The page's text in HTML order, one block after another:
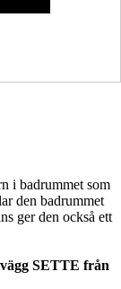
i badrummet som
den badrummet
ger den också ett
SETTE från